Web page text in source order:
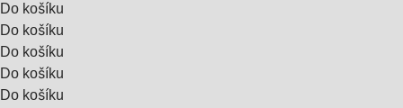
Do košíku
Do košíku
Do košíku
Do košíku
Do košíku